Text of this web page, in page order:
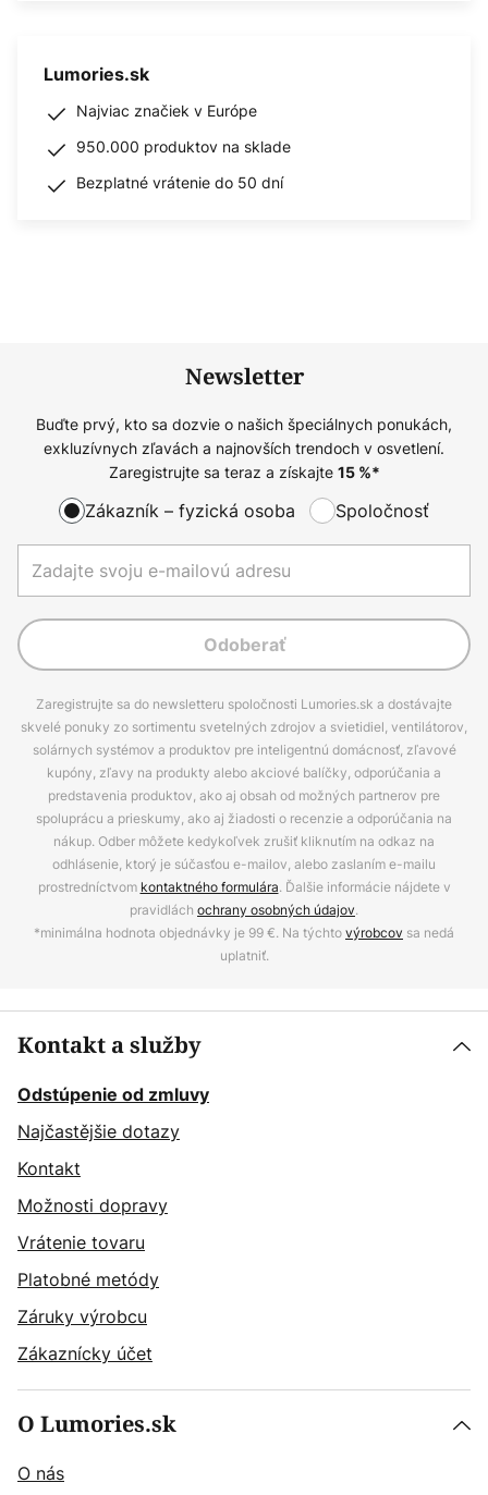
Lumories.sk
Najviac značiek v Európe
950.000 produktov na sklade
Bezplatné vrátenie do 50 dní
Newsletter
Buďte prvý, kto sa dozvie o našich špeciálnych ponukách,
exkluzívnych zľavách a najnovších trendoch v osvetlení.
Zaregistrujte sa teraz a získajte 15%*
Zákazník – fyzická osoba Spoločnosť
Odoberať
Zaregistrujte sa do newsletteru spoločnosti Lumories.sk a dostávajte
skvelé ponuky zo sortimentu svetelných zdrojov a svietidiel, ventilátorov,
solárnych systémov a produktov pre inteligentnú domácnosť, zľavové
kupóny, zľavy na produkty alebo akciové balíčky, odporúčania a
predstavenia produktov, ako aj obsah od možných partnerov pre
spoluprácu a prieskumy, ako aj žiadosti o recenzie a odporúčania na
nákup. Odber môžete kedykoľvek zrušiť kliknutím na odkaz na
odhlásenie, ktorý je súčasťou e-mailov, alebo zaslaním e-mailu
prostredníctvom kontaktného formulára. Ďalšie informácie nájdete v
pravidlách ochrany osobných údajov.
*minimálna hodnota objednávky je 99 €. Na týchtovýrobcov sa nedá
uplatniť.
Kontakt a služby
Odstúpenie od zmluvy
Najčastějšie dotazy
Kontakt
Možnosti dopravy
Vrátenie tovaru
Platobné metódy
Záruky výrobcu
Zákaznícky účet
O Lumories.sk
O nás